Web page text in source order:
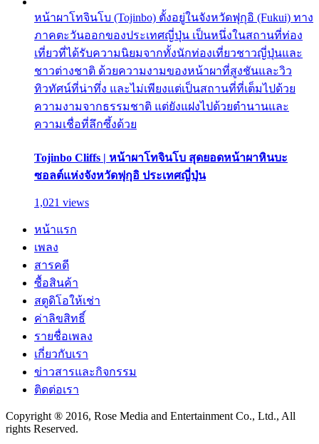
หน้าผาโทจินโบ (Tojinbo) ตั้งอยู่ในจังหวัดฟุกุอิ (Fukui) ทาง
ภาคตะวันออกของประเทศญี่ปุ่น เป็นหนึ่งในสถานที่ท่อง
เที่ยวที่ได้รับความนิยมจากทั้งนักท่องเที่ยวชาวญี่ปุ่นและ
ชาวต่างชาติ ด้วยความงามของหน้าผาที่สูงชันและวิว
ทิวทัศน์ที่น่าทึ่ง และไม่เพียงแต่เป็นสถานที่ที่เต็มไปด้วย
ความงามจากธรรมชาติ แต่ยังแฝงไปด้วยตำนานและ
ความเชื่อที่ลึกซึ้งด้วย
Tojinbo Cliffs | หน้าผาโทจินโบ สุดยอดหน้าผาหินบะ
ซอลต์แห่งจังหวัดฟุกุอิ ประเทศญี่ปุ่น
1,021 views
หน้าแรก
เพลง
สารคดี
ซื้อสินค้า
สตูดิโอให้เช่า
ค่าลิขสิทธิ์
รายชื่อเพลง
เกี่ยวกับเรา
ข่าวสารและกิจกรรม
ติดต่อเรา
Copyright ® 2016, Rose Media and Entertainment Co., Ltd., All
rights Reserved.